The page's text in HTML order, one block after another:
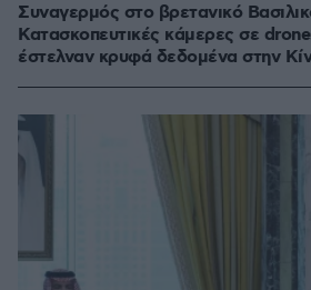
Συναγερμός στο βρετανικό
Κατασκοπευτικές κάμερες σε
έστελναν κρυφά δεδομένα στην